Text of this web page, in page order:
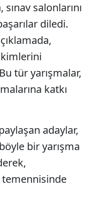
salonlarını
diledi.
tür yarışmalar,
katkı
adaylar,
bir yarışma
temennisinde